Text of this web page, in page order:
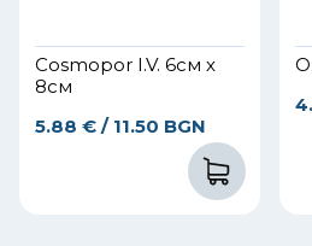
Cosmopor I.V. 6см х
8см
5.88 € / 11.50 BGN